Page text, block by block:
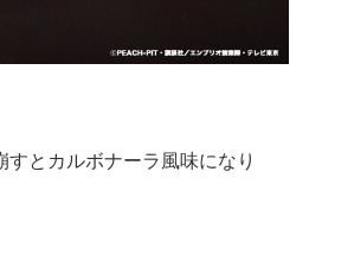
とカルボナーラ風味になり